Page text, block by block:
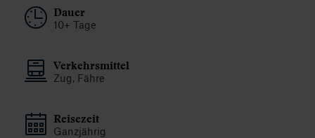
Dauer
10+ Tage
Verkehrsmittel
Zug, Fähre
Reisezeit
Ganzjährig